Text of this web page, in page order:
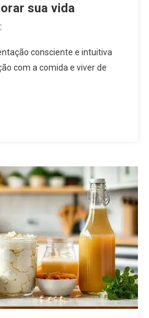
sua vida
consciente e intuitiva
com a comida e viver de